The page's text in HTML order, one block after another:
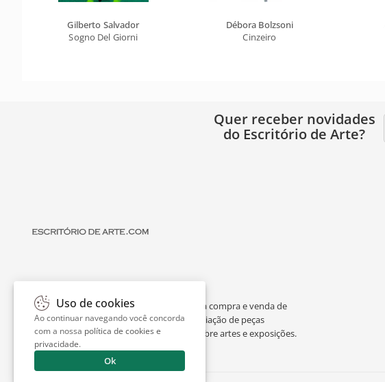
Gilberto Salvador
Sogno Del Giorni
Débora Bolzsoni
Cinzeiro
Quer receber novidades
do Escritório de Arte?
O Escritório de Arte é um portal dedicado à compra e venda de
obras de arte de artistas consagrados, avaliação de peças
individuais ou de espólios, curiosidades sobre artes e exposições.
Uso de cookies
Ao continuar navegando você concorda
com a nossa política de cookies e
privacidade.
Ok